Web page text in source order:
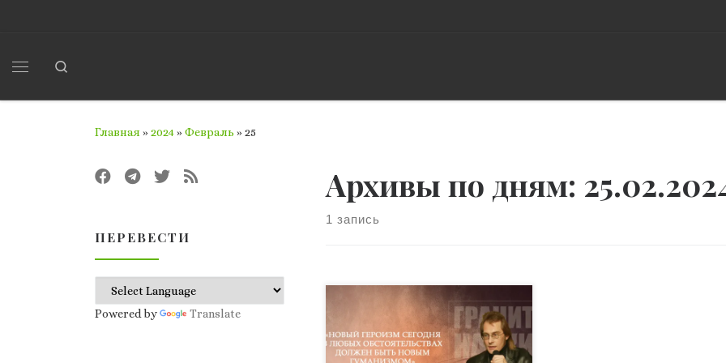
Главная »2024»Февраль »25
Архивы по дням:
1 запись
Вашему вниманию интервью с
философом, писателем,
психоаналитиком, членом-
ПЕРЕВЕСТИ
Powered by Translate